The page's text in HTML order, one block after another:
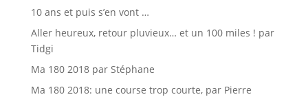
10 ans et puis s’en vont …
Aller heureux, retour pluvieux… et un 100 miles ! par
Tidgi
Ma 180 2018 par Stéphane
Ma 180 2018: une course trop courte, par Pierre